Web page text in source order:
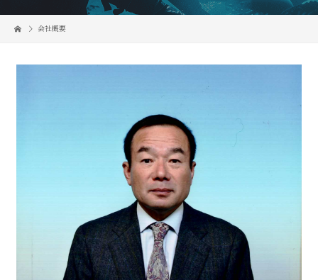
会社概要